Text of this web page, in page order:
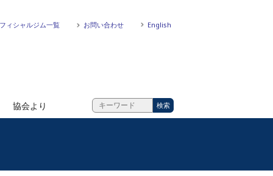
ィシャルジム一覧 お問い合わせ English
協会より